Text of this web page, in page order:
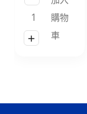
Logo
Backpack
21L_Black
購物
車